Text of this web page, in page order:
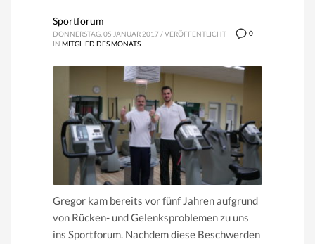
0
Sportforum
DONNERSTAG, 05 JANUAR 2017/VERÖFFENTLICHT
IN MITGLIED DES MONATS
Gregor kam bereits vor fünf Jahren aufgrund
von Rücken- und Gelenksproblemen zu uns
ins Sportforum. Nachdem diese Beschwerden